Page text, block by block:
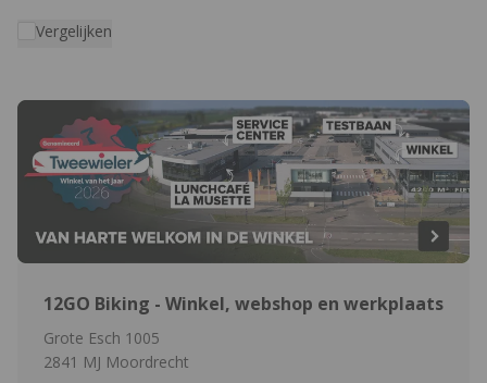
Vergelijken
12GO Biking - Winkel, webshop en werkplaats
Grote Esch 1005
2841 MJ Moordrecht